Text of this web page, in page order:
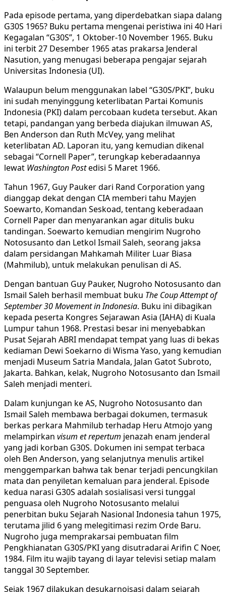
Pada episode pertama, yang diperdebatkan siapa dalang
G30S 1965? Buku pertama mengenai peristiwa ini 40 Hari
Kegagalan “G30S”, 1 Oktober-10 November 1965. Buku
ini terbit 27 Desember 1965 atas prakarsa Jenderal
Nasution, yang menugasi beberapa pengajar sejarah
Universitas Indonesia (UI).
Walaupun belum menggunakan label “G30S/PKI”, buku
ini sudah menyinggung keterlibatan Partai Komunis
Indonesia (PKI) dalam percobaan kudeta tersebut. Akan
tetapi, pandangan yang berbeda diajukan ilmuwan AS,
Ben Anderson dan Ruth McVey, yang melihat
keterlibatan AD. Laporan itu, yang kemudian dikenal
sebagai “Cornell Paper”, terungkap keberadaannya
lewat Washington Postedisi 5 Maret 1966.
Tahun 1967, Guy Pauker dari Rand Corporation yang
dianggap dekat dengan CIA memberi tahu Mayjen
Soewarto, Komandan Seskoad, tentang keberadaan
Cornell Paper dan menyarankan agar ditulis buku
tandingan. Soewarto kemudian mengirim Nugroho
Notosusanto dan Letkol Ismail Saleh, seorang jaksa
dalam persidangan Mahkamah Militer Luar Biasa
(Mahmilub), untuk melakukan penulisan di AS.
Dengan bantuan Guy Pauker, Nugroho Notosusanto dan
Ismail Saleh berhasil membuat buku The Coup Attempt of
September 30 Movement in Indonesia. Buku ini dibagikan
kepada peserta Kongres Sejarawan Asia (IAHA) di Kuala
Lumpur tahun 1968. Prestasi besar ini menyebabkan
Pusat Sejarah ABRI mendapat tempat yang luas di bekas
kediaman Dewi Soekarno di Wisma Yaso, yang kemudian
menjadi Museum Satria Mandala, Jalan Gatot Subroto,
Jakarta. Bahkan, kelak, Nugroho Notosusanto dan Ismail
Saleh menjadi menteri.
Dalam kunjungan ke AS, Nugroho Notosusanto dan
Ismail Saleh membawa berbagai dokumen, termasuk
berkas perkara Mahmilub terhadap Heru Atmojo yang
melampirkan visum et repertum jenazah enam jenderal
yang jadi korban G30S. Dokumen ini sempat terbaca
oleh Ben Anderson, yang selanjutnya menulis artikel
menggemparkan bahwa tak benar terjadi pencungkilan
mata dan penyiletan kemaluan para jenderal. Episode
kedua narasi G30S adalah sosialisasi versi tunggal
penguasa oleh Nugroho Notosusanto melalui
penerbitan buku Sejarah Nasional Indonesia tahun 1975,
terutama jilid 6 yang melegitimasi rezim Orde Baru.
Nugroho juga memprakarsai pembuatan film
Pengkhianatan G30S/PKI yang disutradarai Arifin C Noer,
1984. Film itu wajib tayang di layar televisi setiap malam
tanggal 30 September.
Sejak 1967 dilakukan desukarnoisasi dalam sejarah